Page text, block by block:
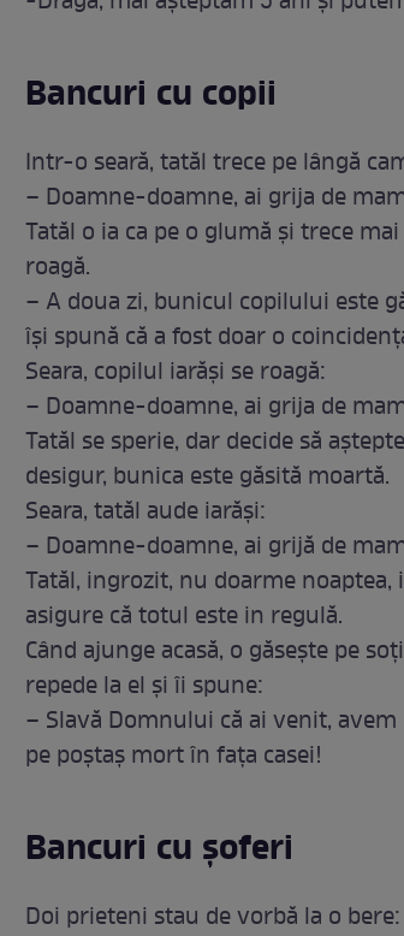
Bancuri cu copii
Intr-o seară, tatăl trece pe lângă
– Doamne-doamne, ai grija de
Tatăl o ia ca pe o glumă și trece
roagă.
– A doua zi, bunicul copilului este
își spună că a fost doar o
Seara, copilul iarăși se roagă:
– Doamne-doamne, ai grija de
Tatăl se sperie, dar decide să
desigur, bunica este găsită moartă.
Seara, tatăl aude iarăși:
– Doamne-doamne, ai grijă de
Tatăl, ingrozit, nu doarme
asigure că totul este in regulă.
Când ajunge acasă, o găsește pe
repede la el și îi spune:
– Slavă Domnului că ai venit,
pe poștaș mort în fața casei!
Bancuri cu șoferi
Doi prieteni stau de vorbă la o bere: